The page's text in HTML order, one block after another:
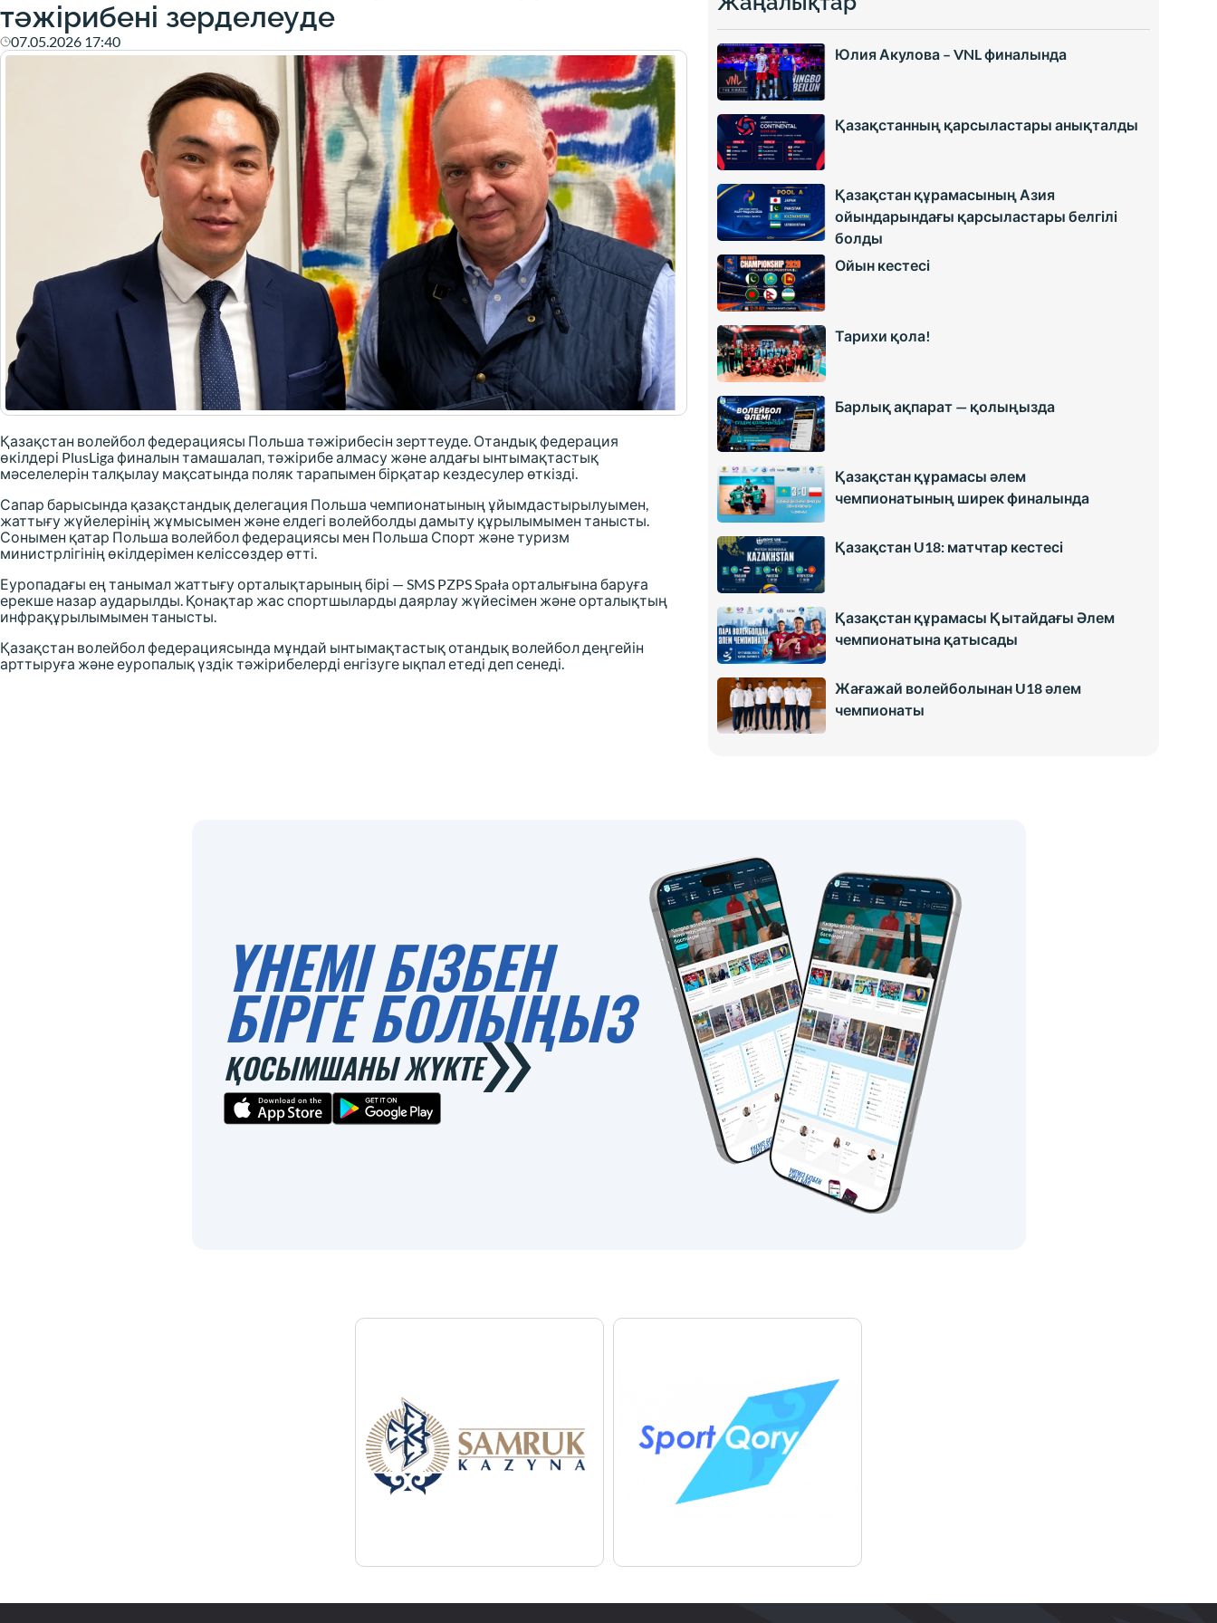
тәжірибені зерделеуде
07.05.2026 17:40
Қазақстан волейбол федерациясы Польша тәжірибесін зерттеуде. Отандық федерация
өкілдері PlusLiga финалын тамашалап, тәжірибе алмасу және алдағы ынтымақтастық
мәселелерін талқылау мақсатында поляк тарапымен бірқатар кездесулер өткізді.
Сапар барысында қазақстандық делегация Польша чемпионатының ұйымдастырылуымен,
жаттығу жүйелерінің жұмысымен және елдегі волейболды дамыту құрылымымен танысты.
Сонымен қатар Польша волейбол федерациясы мен Польша Спорт және туризм
министрлігінің өкілдерімен келіссөздер өтті.
Еуропадағы ең танымал жаттығу орталықтарының бірі — SMS PZPS Spała орталығына баруға
ерекше назар аударылды. Қонақтар жас спортшыларды даярлау жүйесімен және орталықтың
инфрақұрылымымен танысты.
Қазақстан волейбол федерациясында мұндай ынтымақтастық отандық волейбол деңгейін
арттыруға және еуропалық үздік тәжірибелерді енгізуге ықпал етеді деп сенеді.
Юлия Акулова – VNL финалында
Қазақстанның қарсыластары анықталды
Қазақстан құрамасының Азия
ойындарындағы қарсыластары белгілі
болды
Ойын кестесі
Тарихи қола!
Барлық ақпарат — қолыңызда
Қазақстан құрамасы әлем
чемпионатының ширек финалында
Қазақстан U18: матчтар кестесі
Қазақстан құрамасы Қытайдағы Әлем
чемпионатына қатысады
Жағажай волейболынан U18 әлем
чемпионаты
ҮНЕМІ БІЗБЕН
БІРГЕ БОЛЫҢЫЗ
ҚОСЫМШАНЫ ЖҮКТЕ